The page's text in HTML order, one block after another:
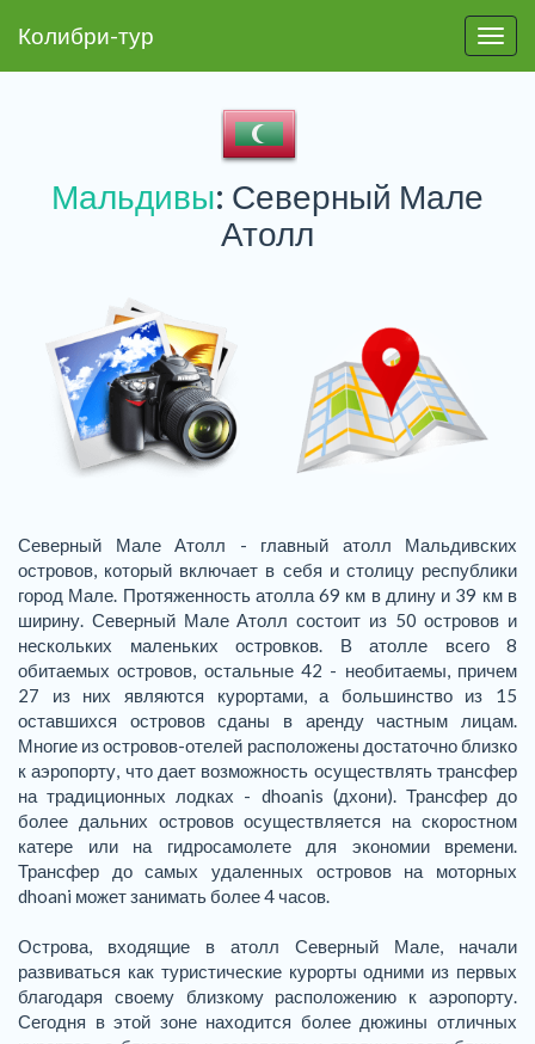
Колибри-тур
Мальдивы: Северный Мале
Атолл
Северный Мале Атолл - главный атолл Мальдивских
островов, который включает в себя и столицу республики
город Мале. Протяженность атолла 69 км в длину и 39 км в
ширину. Северный Мале Атолл состоит из 50 островов и
нескольких маленьких островков. В атолле всего 8
обитаемых островов, остальные 42 - необитаемы, причем
27 из них являются курортами, а большинство из 15
оставшихся островов сданы в аренду частным лицам.
Многие из островов-отелей расположены достаточно близко
к аэропорту, что дает возможность осуществлять трансфер
на традиционных лодках - dhoanis (дхони). Трансфер до
более дальних островов осуществляется на скоростном
катере или на гидросамолете для экономии времени.
Трансфер до самых удаленных островов на моторных
dhoani может занимать более 4 часов.
Острова, входящие в атолл Северный Мале, начали
развиваться как туристические курорты одними из первых
благодаря своему близкому расположению к аэропорту.
Сегодня в этой зоне находится более дюжины отличных